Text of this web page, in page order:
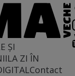
ȘI
LA ZI ÎN
Contact